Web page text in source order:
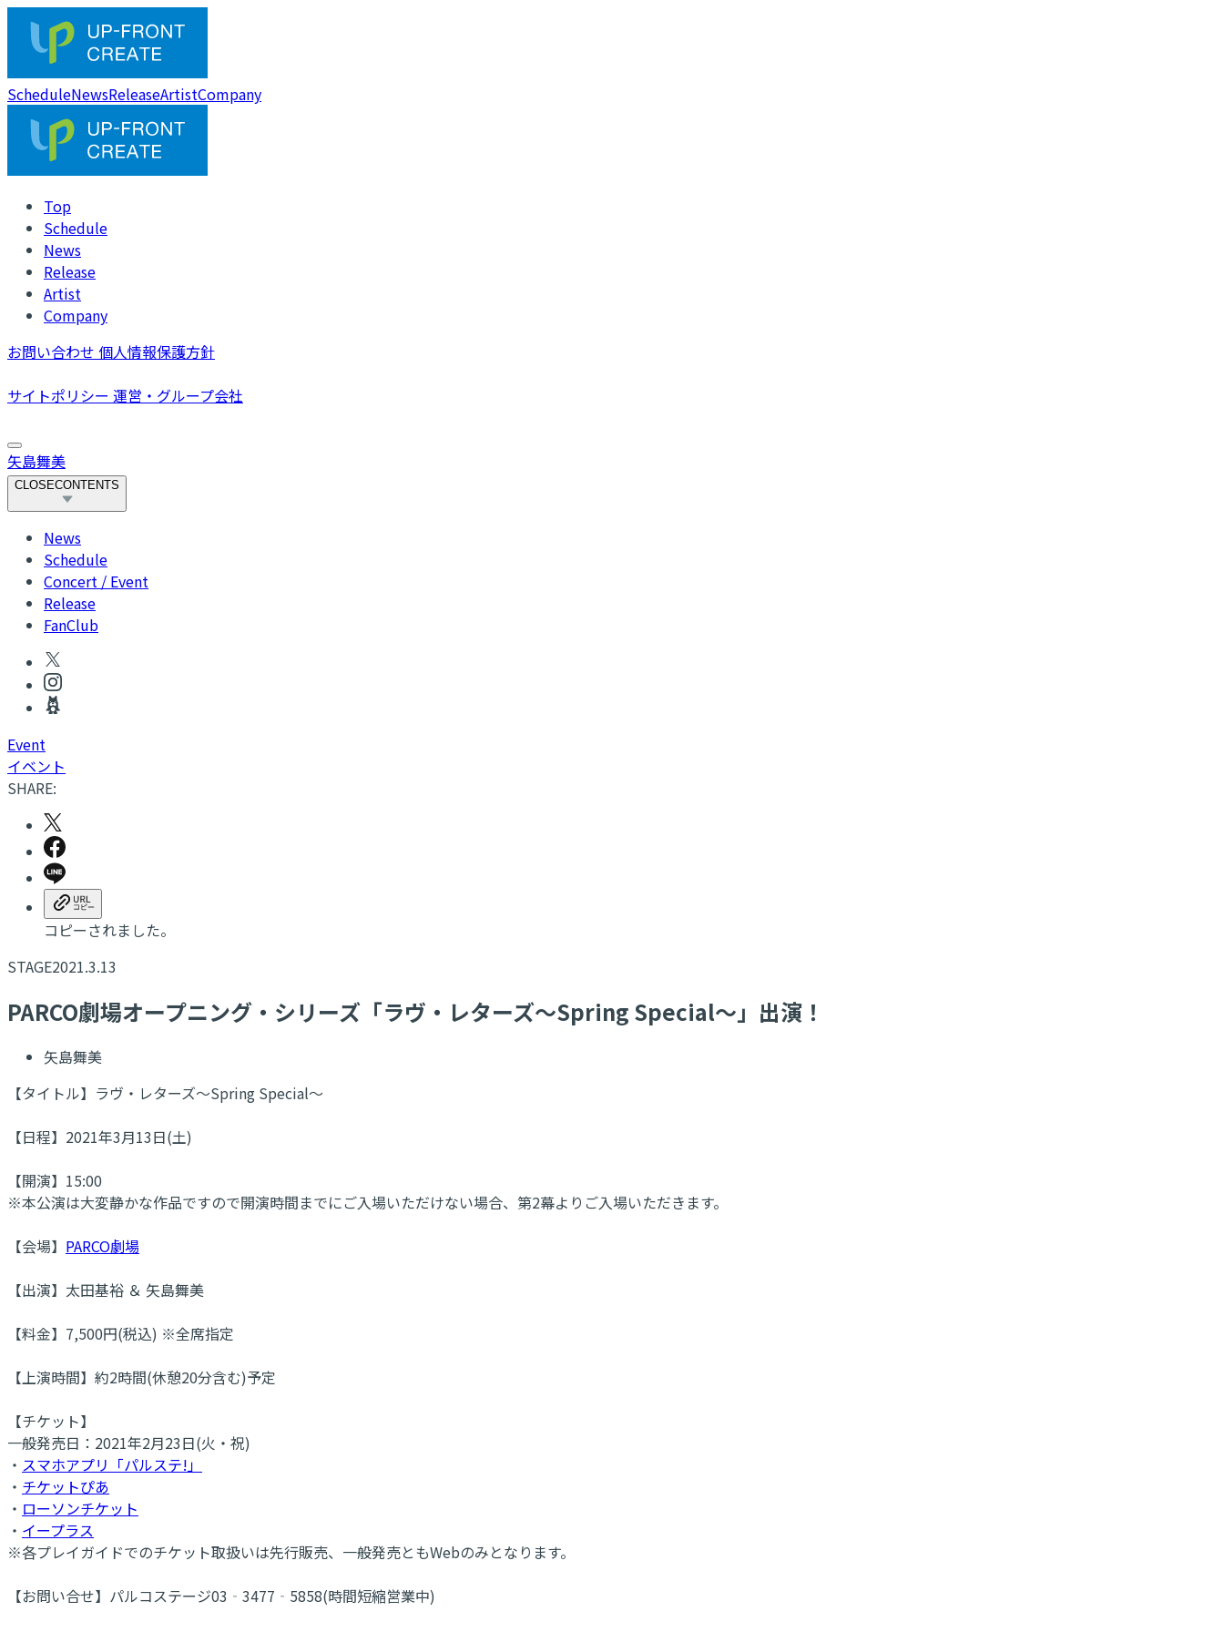
ScheduleNewsReleaseArtistCompany
Top
Schedule
News
Release
Artist
Company
お問い合わせ 個人情報保護方針
サイトポリシー 運営・グループ会社
矢島舞美
CLOSECONTENTS
News
Schedule
Concert / Event
Release
FanClub
Event
イベント
SHARE:
コピーされました。
STAGE2021.3.13
PARCO劇場オープニング・シリーズ「ラヴ・レターズ～Spring Special～」出演！
矢島舞美
【タイトル】ラヴ・レターズ～Spring Special～
【日程】2021年3月13日(土)
【開演】15:00
※本公演は大変静かな作品ですので開演時間までにご入場いただけない場合、第2幕よりご入場いただきます。
【会場】 PARCO劇場
【出演】太田基裕 ＆ 矢島舞美
【料金】7,500円(税込) ※全席指定
【上演時間】約2時間(休憩20分含む)予定
【チケット】
一般発売日：2021年2月23日(火・祝)
・ スマホアプリ「パルステ!」
・ チケットぴあ
・ ローソンチケット
・ イープラス
※各プレイガイドでのチケット取扱いは先行販売、一般発売ともWebのみとなります。
【お問い合せ】パルコステージ03‐3477‐5858(時間短縮営業中)